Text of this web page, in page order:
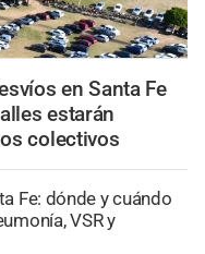
en Santa Fe
estarán
colectivos
Fe: dónde y cuándo
VSR y